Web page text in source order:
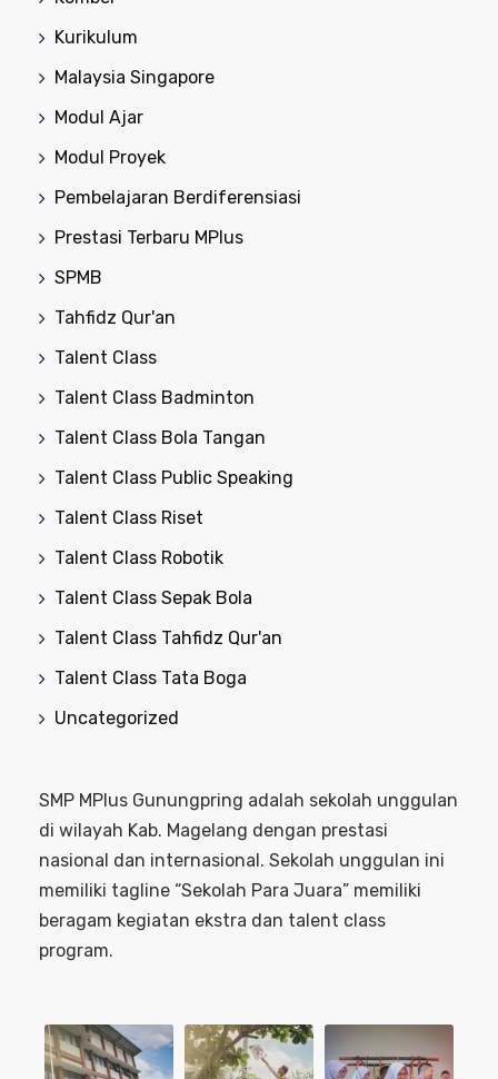
Kurikulum
Malaysia Singapore
Modul Ajar
Modul Proyek
Pembelajaran Berdiferensiasi
Prestasi Terbaru MPlus
SPMB
Tahfidz Qur'an
Talent Class
Talent Class Badminton
Talent Class Bola Tangan
Talent Class Public Speaking
Talent Class Riset
Talent Class Robotik
Talent Class Sepak Bola
Talent Class Tahfidz Qur'an
Talent Class Tata Boga
Uncategorized
SMP MPlus Gunungpring adalah sekolah unggulan
di wilayah Kab. Magelang dengan prestasi
nasional dan internasional. Sekolah unggulan ini
memiliki tagline “Sekolah Para Juara” memiliki
beragam kegiatan ekstra dan talent class
program.